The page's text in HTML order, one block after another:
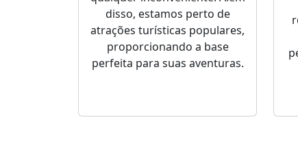
disso, estamos perto de
atrações turísticas populares,
proporcionando a base
perfeita para suas aventuras.